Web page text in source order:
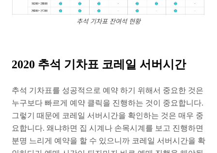
추석 기차표 잔여석 현황
2020 추석 기차표 코레일 서버시간
추석 기차표를 성공적으로 예약 하기 위해서 중요한 것은
누구보다 빠르게 예약 클릭을 진행하는 것이 중요합니다.
그렇기 때문에 코레일 서버시간을 확인하는 것은 매우 중
요합니다. 왜냐하면 집 시계나 손목시계를 보고 진행하면
분명 느리게 예약을 할 수 있으니까 코레일 서버시간을 확